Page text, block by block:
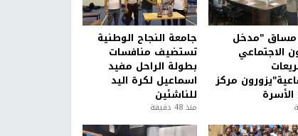
مساق "مدخل
الاجتماعي
مركز
الأسرة
جامعة النجاح الوطنية
تستضيف منافسات
بطولة الراحل مفيد
اسماعيل لكرة اليد
للناشئين
منذ 48 دقيقة